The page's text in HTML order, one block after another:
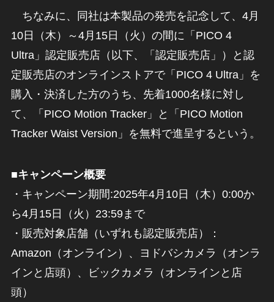
ちなみに、同社は本製品の発売を記念して、4月
10日（木）～4月15日（火）の間に「PICO 4
Ultra」認定販売店（以下、「認定販売店」）と認
定販売店のオンラインストアで「PICO 4 Ultra」を
購入・決済した方のうち、先着1000名様に対し
て、「PICO Motion Tracker」と「PICO Motion
Tracker Waist Version」を無料で進呈するという。
■キャンペーン概要
・キャンペーン期間:2025年4月10日（木）0:00か
ら4月15日（火）23:59まで
・販売対象店舗（いずれも認定販売店）：
Amazon（オンライン）、ヨドバシカメラ（オンラ
インと店頭）、ビックカメラ（オンラインと店
頭）